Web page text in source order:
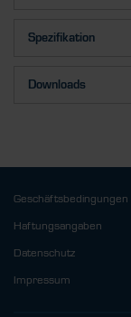
Spezifikation
Downloads
Geschäftsbedingungen
Haftungsangaben
Datenschutz
Impressum